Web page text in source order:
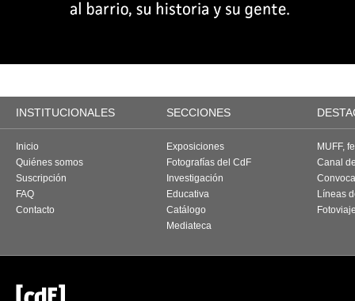
INSTITUCIONALES SECCIONES
Inicio
Quiénes somos
Suscripción
FAQ
Contacto
Exposiciones
Fotografías del CdF
Investigación
Educativa
Catálogo
Mediateca
MUFF,
Canal
Líneas